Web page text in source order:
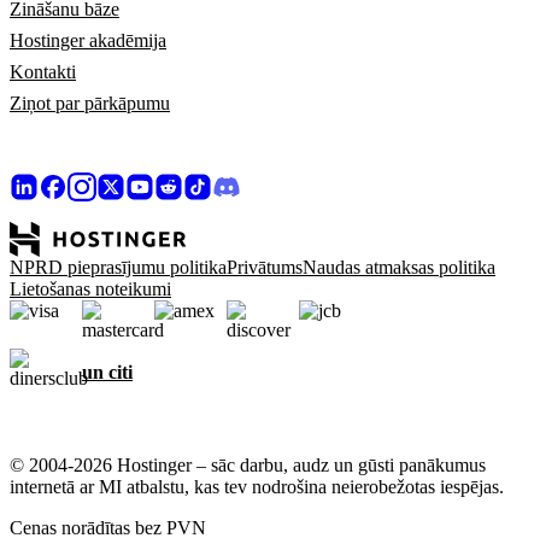
Zināšanu bāze
Hostinger akadēmija
Kontakti
Ziņot par pārkāpumu
NPRD pieprasījumu politikaPrivātumsNaudas atmaksas politika
Lietošanas noteikumi
un citi
© 2004-2026 Hostinger – sāc darbu, audz un gūsti panākumus
internetā ar MI atbalstu, kas tev nodrošina neierobežotas iespējas.
Cenas norādītas bez PVN